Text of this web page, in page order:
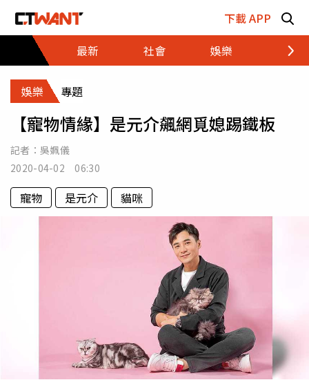
下載 APP
最新
社會 娛樂 財經
娛樂 專題
【寵物情緣】是元介飆網覓媳踢鐵板
記者： 吳姵儀
2020-04-02 06:30
寵物 是元介 貓咪